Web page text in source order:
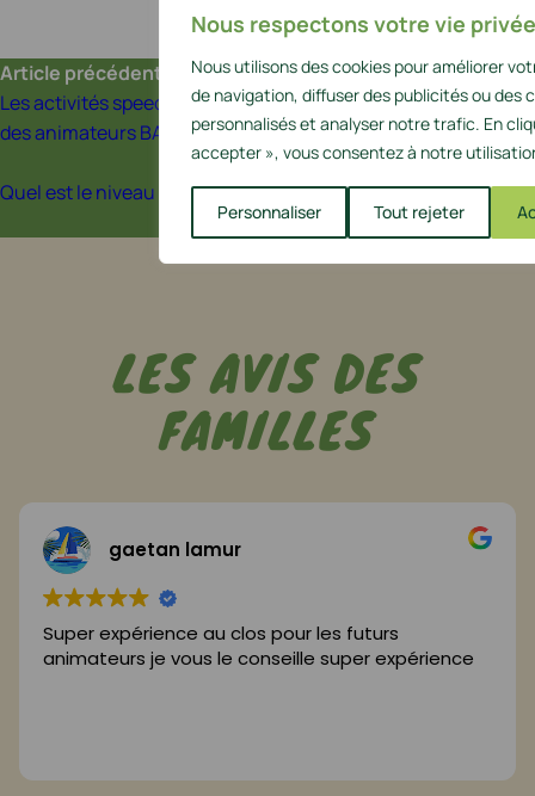
Nous respectons votre vie
Nous utilisons des cookies pour améliorer
de navigation, diffuser des publicités ou des
personnalisés et analyser notre trafic. En
accepter », vous consentez à notre
Personnaliser Tout rejeter
Article précédent
Les activités speed run et tir à l’arc sont-elles encadrées par
des animateurs BAFA ou des prestataires spécialisés ?
Article suivant
Quel est le niveau de protection (casque, gants, genouillères)
?
LES AVIS DES
FAMILLES
gaetan lamur
Super expérience au clos pour les futurs
animateurs je vous le conseille super expérience